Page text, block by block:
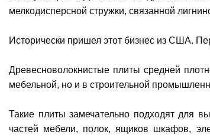
мелкодисперсной стружки, связанной
Исторически пришел этот бизнес из США.
Древесноволокнистые плиты средней
мебельной, но и в строительной
Такие плиты замечательно подходят для
частей мебели, полок, ящиков шкафов,